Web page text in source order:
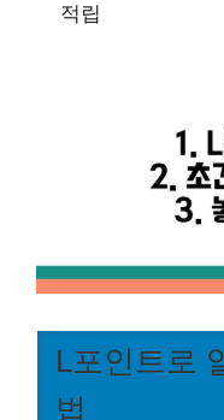
적립
L포인트로
법